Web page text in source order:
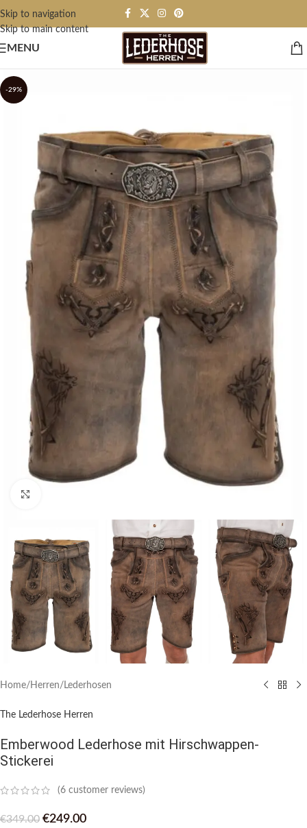
Skip to navigation
Skip to main content
MENU
-29%
Home/Herren/ Lederhosen
The Lederhose Herren
Emberwood Lederhose mit Hirschwappen-
Stickerei
(6 customer reviews)
€349.00 €249.00